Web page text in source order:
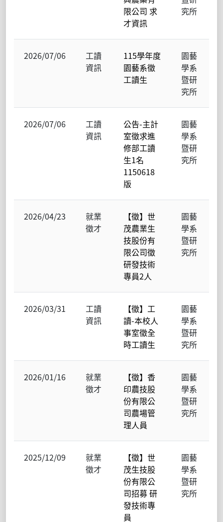
限公司 求
才資訊
究所
2026/07/06
工讀
資訊
115學年度
園藝系徵
工讀生
園藝
學系
暨研
究所
2026/07/06
工讀
資訊
公告-主計
室徵求進
修部工讀
生1名
1150618
版
園藝
學系
暨研
究所
2026/04/23
就業
徵才
【徵】世
茂農業生
技股份有
限公司徵
研發技術
專員2人
園藝
學系
暨研
究所
2026/03/31
工讀
資訊
【徵】工
讀-本校人
事室徵全
時工讀生
園藝
學系
暨研
究所
2026/01/16
就業
徵才
【徵】香
印農技股
份有限公
司農場管
理人員
園藝
學系
暨研
究所
2025/12/09
就業
徵才
【徵】世
茂生技股
份有限公
司招募 研
發技術專
員
園藝
學系
暨研
究所